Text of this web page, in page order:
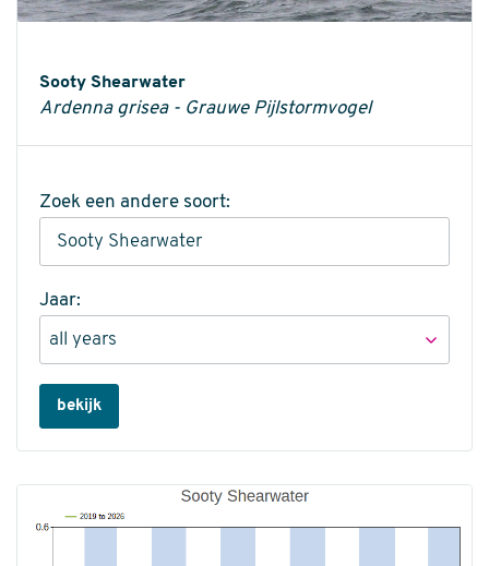
Sooty Shearwater
Ardenna grisea - Grauwe Pijlstormvogel
Zoek een andere soort:
Jaar:
bekijk